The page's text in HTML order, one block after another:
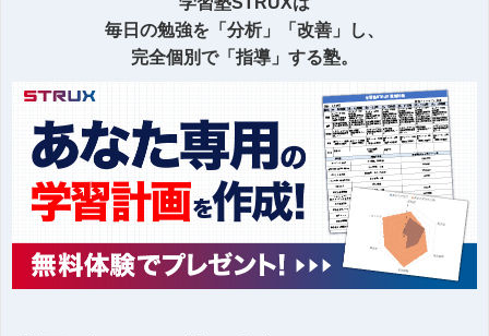
毎日の勉強を「分析」「改善」し、
完全個別で「指導」する塾。